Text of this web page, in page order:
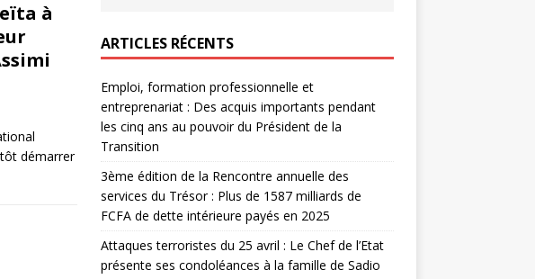
à
démarrer
ARTICLES RÉCENTS
Emploi, formation professionnelle et
entreprenariat : Des acquis importants pendant
les cinq ans au pouvoir du Président de la
Transition
3ème édition de la Rencontre annuelle des
services du Trésor : Plus de 1587 milliards de
FCFA de dette intérieure payés en 2025
Attaques terroristes du 25 avril : Le Chef de l’Etat
présente ses condoléances à la famille de Sadio